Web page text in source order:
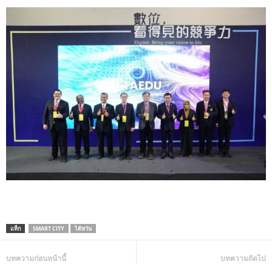
แท็ก SMART CITY ไต้หวัน
บทความก่อนหน้านี้ บทความถัดไป